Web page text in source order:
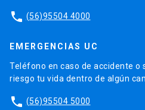
phone (56)95504 4000
EMERGENCIAS UC
Teléfono en caso de accidente o
riesgo tu vida dentro de algún
phone (56)95504 5000